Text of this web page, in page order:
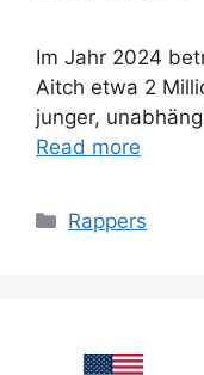
Im Jahr 2024
Aitch etwa 2
junger,
Read more
Categories
Rappers